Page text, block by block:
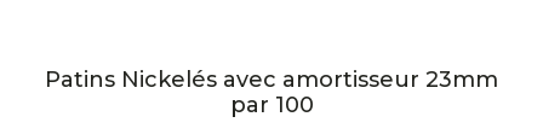
Patins Nickelés avec amortisseur 23mm
par 100